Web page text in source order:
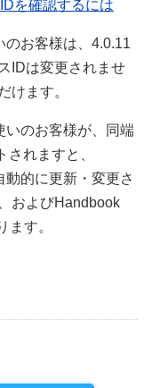
を確認するには
のお客様は、4.0.11
IDは変更されませ
けます。
いのお客様が、同端
れますと、
的に更新・変更さ
およびHandbook
ます。